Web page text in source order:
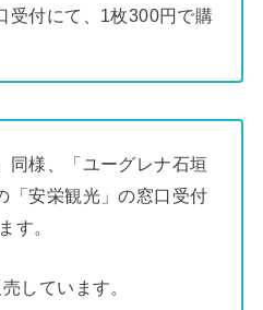
受付にて、1枚300円で購
同様、「ユーグレナ石垣
「安栄観光」の窓口受付
す。
しています。